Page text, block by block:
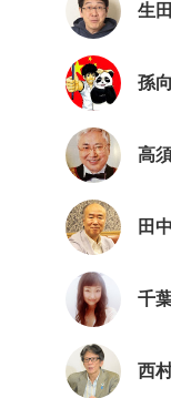
生
孫
高
田
千
西